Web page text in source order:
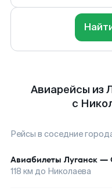
Авиарейсы из
с
Рейсы в соседние
Авиабилеты Луганск —
118 км до Николаева